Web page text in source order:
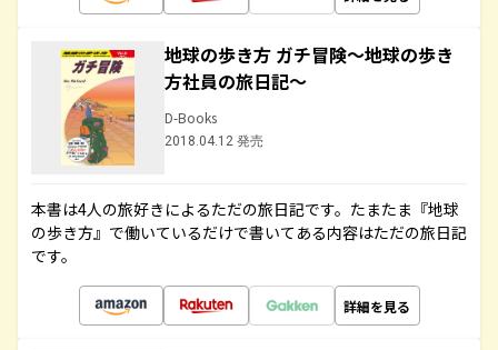
地球の歩き方 ガチ冒険～地球の歩き
方社員の旅日記～
D-Books
2018.04.12 発売
本書は4人の旅好きによるただの旅日記です。たまたま『地球
の歩き方』で働いているだけで書いてある内容はただの旅日記
です。
詳細を見る